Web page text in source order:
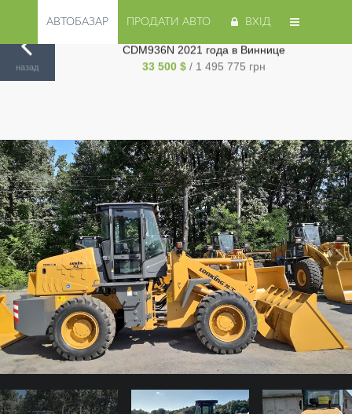
АВТОБАЗАР ПРОДАТИ АВТО ВХІД
Винница/King Long/Kingo
назад
CDM936N 2021 года в Виннице
33 500 $ / 1 495 775 грн